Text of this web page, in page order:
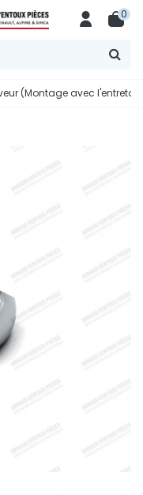
0
(Montage avec